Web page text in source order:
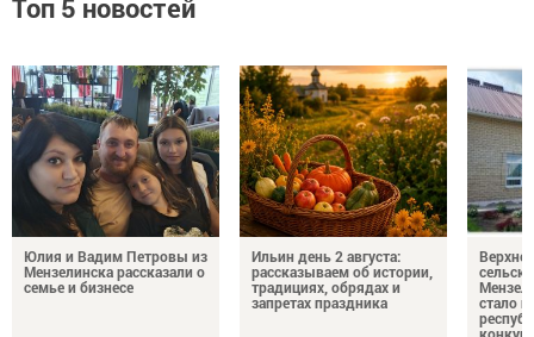
Топ 5 новостей
Юлия и Вадим Петровы из
Мензелинска рассказали о
семье и бизнесе
Ильин день 2 августа:
рассказываем об истории,
традициях, обрядах и
запретах праздника
стало